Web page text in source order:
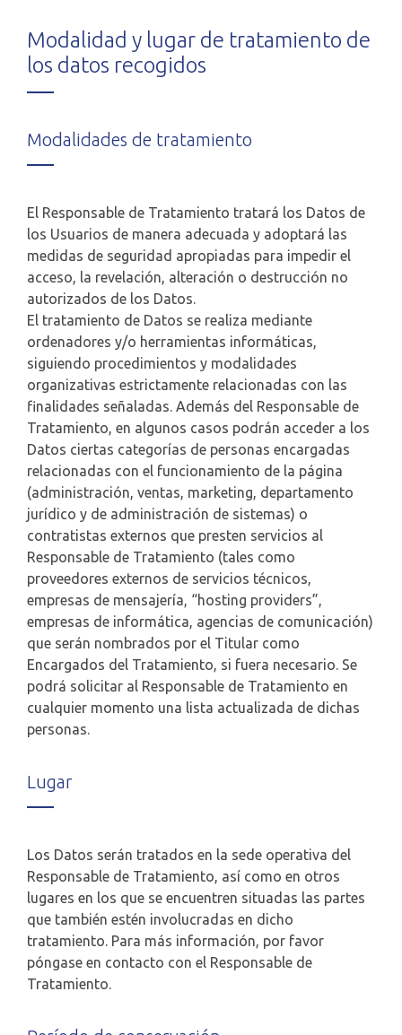
Modalidad y lugar de tratamiento de
los datos recogidos
Modalidades de tratamiento
El Responsable de Tratamiento tratará los Datos de
los Usuarios de manera adecuada y adoptará las
medidas de seguridad apropiadas para impedir el
acceso, la revelación, alteración o destrucción no
autorizados de los Datos.
El tratamiento de Datos se realiza mediante
ordenadores y/o herramientas informáticas,
siguiendo procedimientos y modalidades
organizativas estrictamente relacionadas con las
finalidades señaladas. Además del Responsable de
Tratamiento, en algunos casos podrán acceder a los
Datos ciertas categorías de personas encargadas
relacionadas con el funcionamiento de la página
(administración, ventas, marketing, departamento
jurídico y de administración de sistemas) o
contratistas externos que presten servicios al
Responsable de Tratamiento (tales como
proveedores externos de servicios técnicos,
empresas de mensajería, “hosting providers”,
empresas de informática, agencias de comunicación)
que serán nombrados por el Titular como
Encargados del Tratamiento, si fuera necesario. Se
podrá solicitar al Responsable de Tratamiento en
cualquier momento una lista actualizada de dichas
personas.
Lugar
Los Datos serán tratados en la sede operativa del
Responsable de Tratamiento, así como en otros
lugares en los que se encuentren situadas las partes
que también estén involucradas en dicho
tratamiento. Para más información, por favor
póngase en contacto con el Responsable de
Tratamiento.